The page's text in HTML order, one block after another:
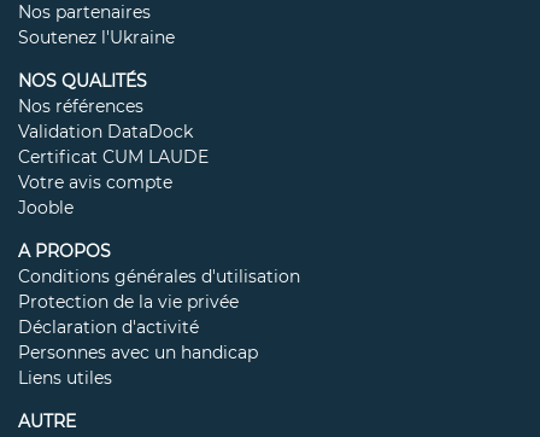
Nos partenaires
Soutenez l'Ukraine
NOS QUALITÉS
Nos références
Validation DataDock
Certificat CUM LAUDE
Votre avis compte
Jooble
A PROPOS
Conditions générales d'utilisation
Protection de la vie privée
Déclaration d'activité
Personnes avec un handicap
Liens utiles
AUTRE